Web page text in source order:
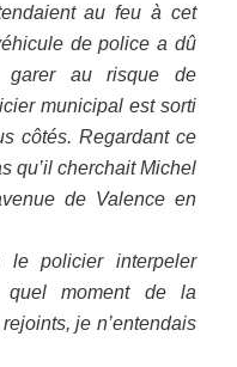
au feu à cet
de police a dû
garer au risque de
municipal est sorti
côtés. Regardant ce
qu’il cherchait Michel
de Valence en
policier interpeler
moment de la
je n’entendais